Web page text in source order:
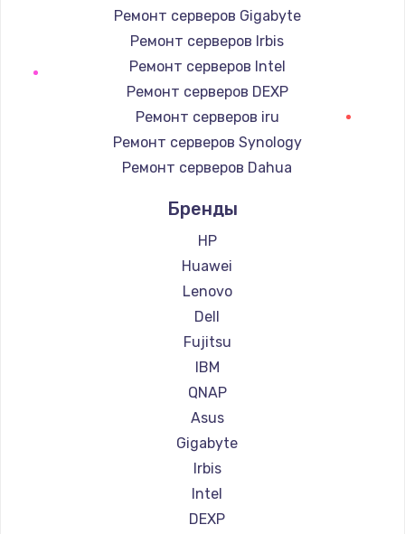
Замена платы сенсора
900 руб.
Заказать
Замена регулятора режимов конфорки
900 руб.
Заказать
Замена сенсорного датчика
1300 руб.
Замена сигнальной лампы
1200 руб.
Замена системной платы
1500 руб.
Заказать
Замена температурного датчика
Ремонт серверов Gigabyte
Ремонт серверов Irbis
Ремонт серверов Intel
Ремонт серверов DEXP
Ремонт серверов iru
Ремонт серверов Synology
Ремонт серверов Dahua
Бренды
HP
Huawei
Lenovo
Dell
Fujitsu
IBM
QNAP
Asus
Gigabyte
Irbis
Intel
DEXP